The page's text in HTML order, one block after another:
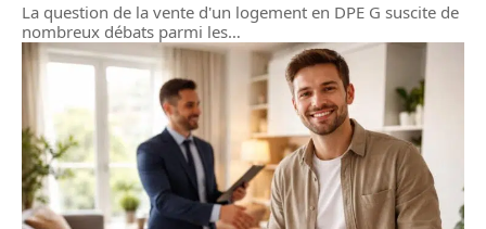
La question de la vente d'un logement en DPE G suscite de
nombreux débats parmi les…